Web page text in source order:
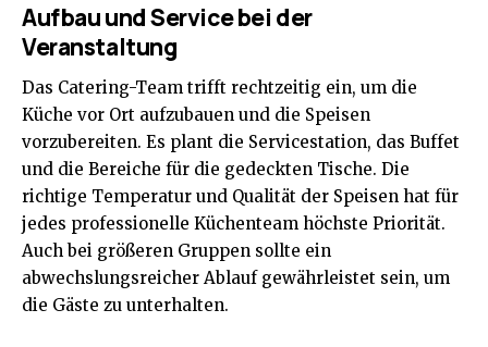
Aufbau und Service bei der
Veranstaltung
Das Catering-Team trifft rechtzeitig ein, um die
Küche vor Ort aufzubauen und die Speisen
vorzubereiten. Es plant die Servicestation, das Buffet
und die Bereiche für die gedeckten Tische. Die
richtige Temperatur und Qualität der Speisen hat für
jedes professionelle Küchenteam höchste Priorität.
Auch bei größeren Gruppen sollte ein
abwechslungsreicher Ablauf gewährleistet sein, um
die Gäste zu unterhalten.